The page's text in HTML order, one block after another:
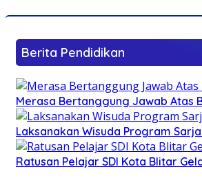
Berita Pendidikan
Merasa Bertanggung Jawab Atas
Laksanakan Wisuda Program
Ratusan Pelajar SDI Kota Blitar